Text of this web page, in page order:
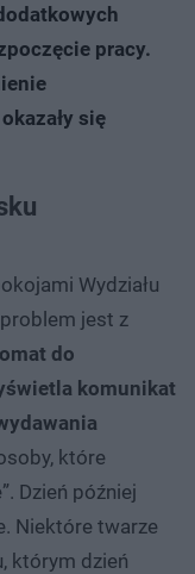
pracy.
się
Wydziału
jest z
do
komunikat
które
Dzień później
Niektóre twarze
którym dzień